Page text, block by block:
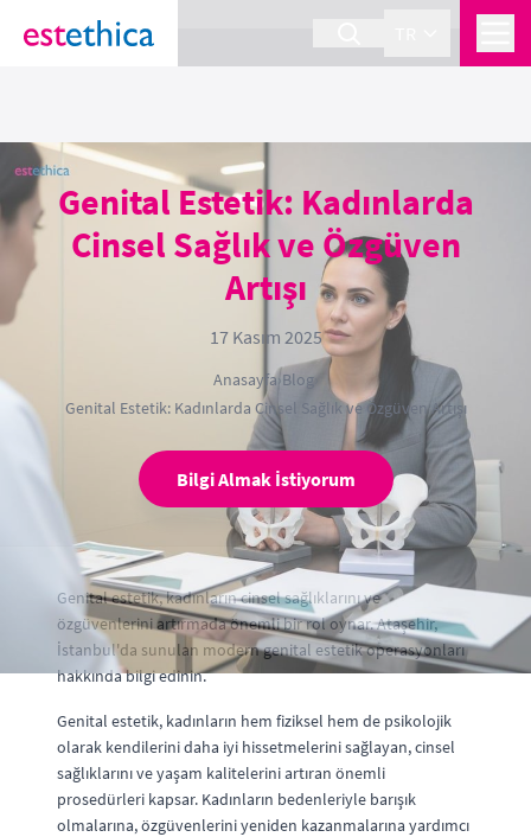
section Service {
Genital Estetik: Kadınlarda
Cinsel Sağlık ve Özgüven
Artışı
17 Kasım 2025
Anasayfa›Blog›
Genital Estetik: Kadınlarda Cinsel Sağlık ve Özgüven Artışı
Bilgi Almak İstiyorum
Genital estetik, kadınların cinsel sağlıklarını ve
özgüvenlerini artırmada önemli bir rol oynar. Ataşehir,
İstanbul'da sunulan modern genital estetik operasyonları
hakkında bilgi edinin.
Genital estetik, kadınların hem fiziksel hem de psikolojik
olarak kendilerini daha iyi hissetmelerini sağlayan, cinsel
sağlıklarını ve yaşam kalitelerini artıran önemli
prosedürleri kapsar. Kadınların bedenleriyle barışık
olmalarına, özgüvenlerini yeniden kazanmalarına yardımcı